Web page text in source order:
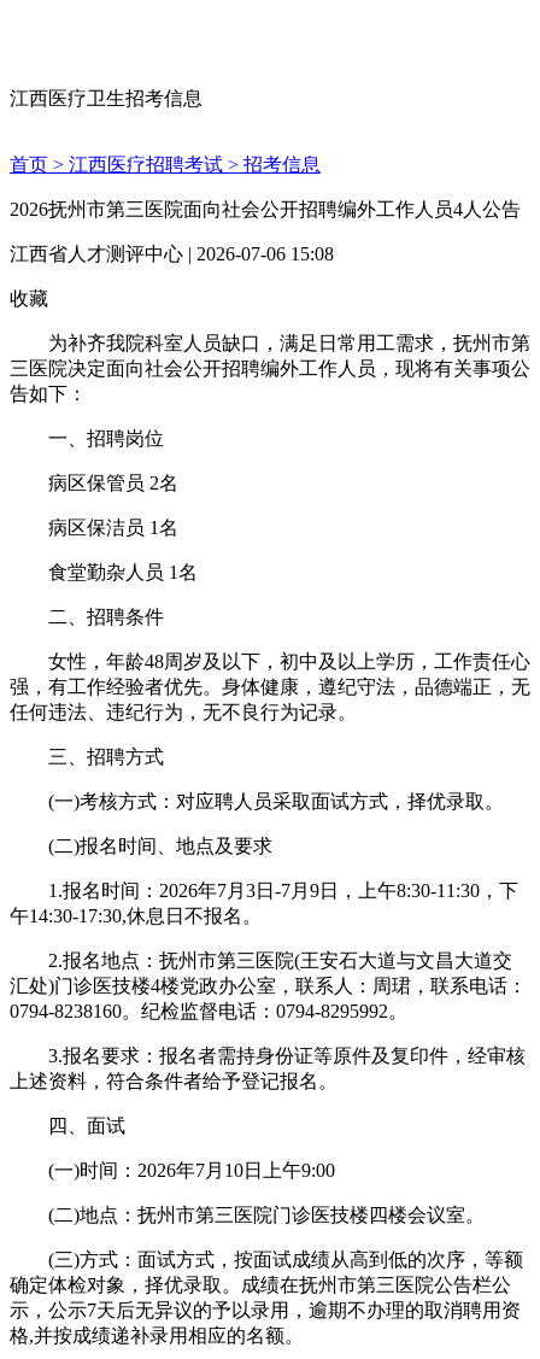
江西医疗卫生招考信息
首页 > 江西医疗招聘考试 > 招考信息
2026抚州市第三医院面向社会公开招聘编外工作人员4人公告
江西省人才测评中心 | 2026-07-06 15:08
收藏
为补齐我院科室人员缺口，满足日常用工需求，抚州市第
三医院决定面向社会公开招聘编外工作人员，现将有关事项公
告如下：
一、招聘岗位
病区保管员 2名
病区保洁员 1名
食堂勤杂人员 1名
二、招聘条件
女性，年龄48周岁及以下，初中及以上学历，工作责任心
强，有工作经验者优先。身体健康，遵纪守法，品德端正，无
任何违法、违纪行为，无不良行为记录。
三、招聘方式
(一)考核方式：对应聘人员采取面试方式，择优录取。
(二)报名时间、地点及要求
1.报名时间：2026年7月3日-7月9日，上午8:30-11:30，下
午14:30-17:30,休息日不报名。
2.报名地点：抚州市第三医院(王安石大道与文昌大道交
汇处)门诊医技楼4楼党政办公室，联系人：周珺，联系电话：
0794-8238160。纪检监督电话：0794-8295992。
3.报名要求：报名者需持身份证等原件及复印件，经审核
上述资料，符合条件者给予登记报名。
四、面试
(一)时间：2026年7月10日上午9:00
(二)地点：抚州市第三医院门诊医技楼四楼会议室。
(三)方式：面试方式，按面试成绩从高到低的次序，等额
确定体检对象，择优录取。成绩在抚州市第三医院公告栏公
示，公示7天后无异议的予以录用，逾期不办理的取消聘用资
格,并按成绩递补录用相应的名额。